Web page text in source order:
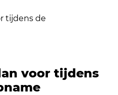
tijdens de
voor tijdens